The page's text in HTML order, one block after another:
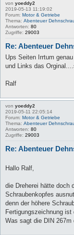
von yoeddy2
2019-05-13 11:19:02
Forum: Motor & Getriebe
Thema: Abenteuer
Antworten: 80
Zugriffe: 29003
Re: Abenteuer
Ups Seiten Irrtum
und Links das
Ralf
von yoeddy2
2019-05-11 22:05:14
Forum: Motor & Getriebe
Thema: Abenteuer
Antworten: 80
Zugriffe: 29003
Re: Abenteuer
Hallo Ralf,
die Dreherei hätte doch
Schraubenkopfes
denn der höhere
Fertigungszeichnung
Was sagt die DIN 267m